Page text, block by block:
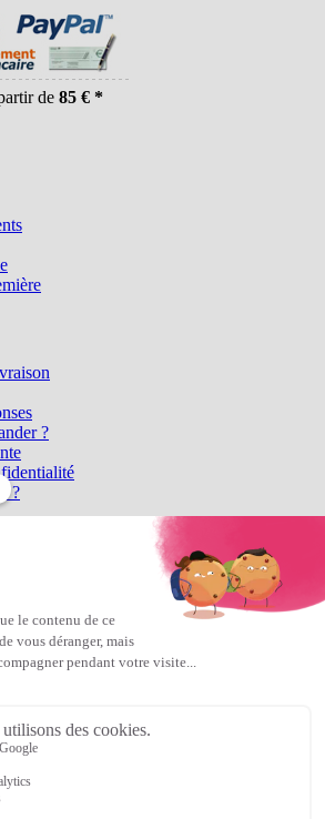
de 85 € *
?
?
les perles
Preciosa, les perles Miyuki perles et
Filled, perles de rocaille Preciosa